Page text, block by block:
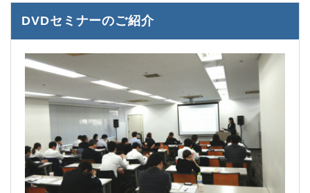
DVDセミナーのご紹介